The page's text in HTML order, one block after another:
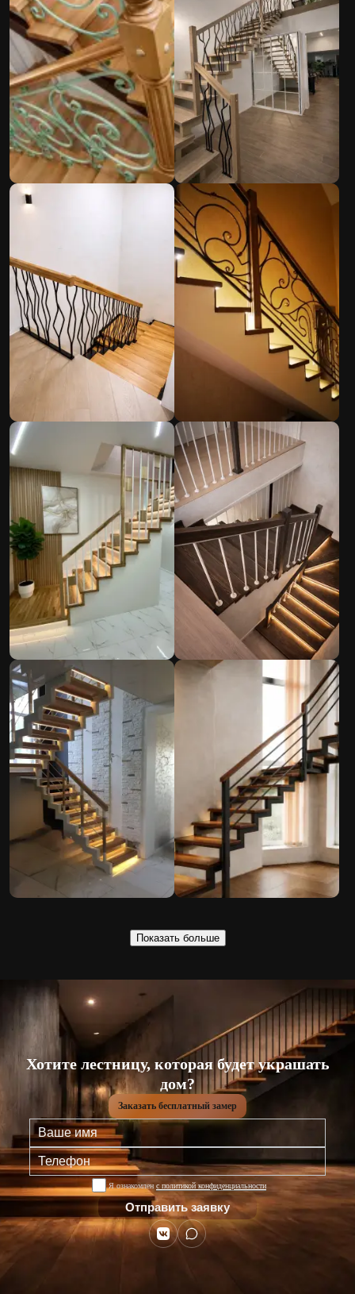
Показать больше
Хотите лестницу, которая будет украшать
дом?
Заказать бесплатный замер
Я ознакомлен с политикой конфиденциальности
Отправить заявку